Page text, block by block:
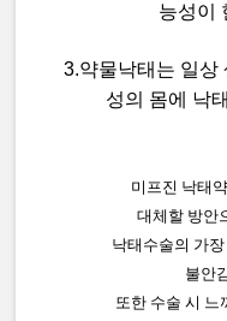
능성이
3.약물낙태는 일상
성의 몸에 낙
미프진 낙태
대체할 방안
낙태수술의 가
불안
또한 수술 시 느